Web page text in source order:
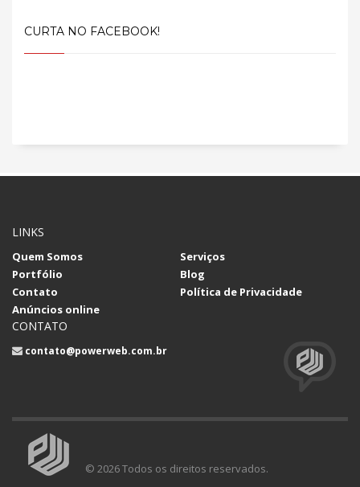
CURTA NO FACEBOOK!
LINKS
Quem Somos
Serviços
Portfólio
Blog
Contato
Política de Privacidade
Anúncios online
CONTATO
contato@powerweb.com.br
© 2026 Todos os direitos reservados.